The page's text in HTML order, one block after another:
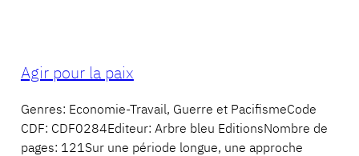
Agir pour la paix
Genres: Economie-Travail, Guerre et PacifismeCode
CDF: CDF0284Editeur: Arbre bleu EditionsNombre de
pages: 121Sur une période longue, une approche